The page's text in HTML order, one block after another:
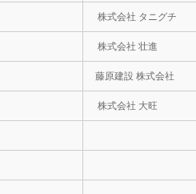
株式会社 タニグチ
株式会社 壮進
藤原建設 株式会社
株式会社 大旺